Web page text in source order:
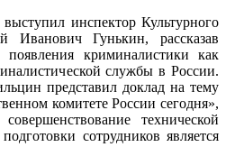
инспектор Культурного
Гунькин, рассказав
криминалистики как
службы в России.
представил доклад на тему
комитете России сегодня»,
технической
сотрудников является